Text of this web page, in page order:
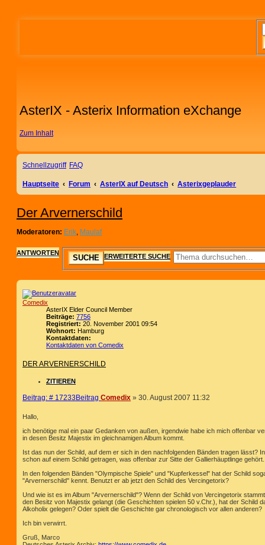
AsterIX - Asterix Information eXchange
Zum Inhalt
Schnellzugriff FAQ
Hauptseite Forum AsterIX auf Deutsch Asterixgeplauder
Der Arvernerschild
Moderatoren: Erik, Maulaf
ANTWORTEN
SUCHE ERWEITERTE SUCHE
Comedix
AsterIX Elder Council Member
Beiträge: 7756
Registriert: 20. November 2001 09:54
Wohnort: Hamburg
Kontaktdaten:
Kontaktdaten von Comedix
DER ARVERNERSCHILD
ZITIEREN
Beitrag: # 17233Beitrag Comedix » 30. August 2007 11:32
Hallo,
ich benötige mal ein paar Gedanken von außen, irgendwie habe ich mich offenbar
in desen Besitz Majestix im gleichnamigen Album kommt.
Ist das nun der Schild, auf dem er sich in den nachfolgenden Bänden tragen lässt?
schon auf einem Schild getragen, was offenbar zur Sitte der Gallierhäuptlinge gehört.
In den folgenden Bänden "Olympische Spiele" und "Kupferkessel" hat der Schild
"Arvernerschild" kennt. Benutzt er ab jetzt den Schild des Vercingetorix?
Und wie ist es im Album "Arvernerschild"? Wenn der Schild von Vercingetorix
den Besitz von Majestix gelangt (die Geschichten spielen 50 v.Chr.), hat der Schild
Alkoholix gelegen? Oder spielt die Geschichte gar chronologisch vor allen anderen?
Ich bin verwirrt.
Gruß, Marco